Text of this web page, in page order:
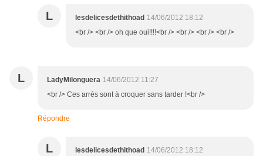
L lesdelicesdethithoad 14/06/2012 18:12
<br /> <br /> oh que oui!!!!<br /> <br /> <br /> <br />
L LadyMilonguera 14/06/2012 11:27
<br /> Ces arrés sont à croquer sans tarder !<br />
Répondre
L lesdelicesdethithoad 14/06/2012 18:12